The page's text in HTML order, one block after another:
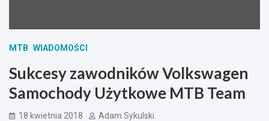
MTB WIADOMOŚCI
Sukcesy zawodników Volkswagen
Samochody Użytkowe MTB Team
18 kwietnia 2018 Adam Sykulski